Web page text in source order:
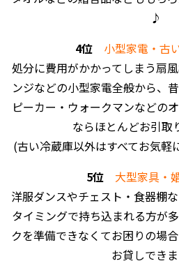
♪
4位
小型家電・古
処分に費用がかかってしまう扇
ンジなどの小型家電全般から、
ピーカー・ウォークマンなどの
ならほとんどお引取
(古い冷蔵庫以外はすべてお気軽
5位
大型家具・
洋服ダンスやチェスト・食器棚
タイミングで持ち込まれる方が
クを準備できなくてお困りの場
お貸しできま